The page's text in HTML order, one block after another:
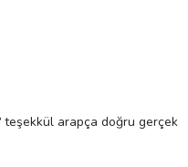
teşekkül arapça doğru gerçek